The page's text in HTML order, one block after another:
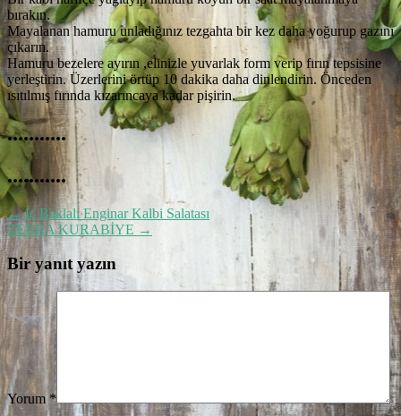
bırakın.
Mayalanan hamuru unladığınız tezgahta bir kez daha yoğurup gazını
çıkarın.
Hamuru bezelere ayırın ,elinizle yuvarlak form verip fırın tepsisine
yerleştirin. Üzerlerini örtüp 10 dakika daha dinlendirin. Önceden
ısıtılmış fırında kızarıncaya kadar pişirin.
...........
...........
←İç Baklalı Enginar Kalbi Salatası
ZEBRA KURABİYE →
Bir yanıt yazın
Yorum *